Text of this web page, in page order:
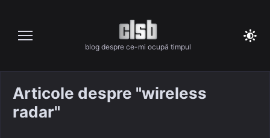
content
blog despre ce-mi ocupă timpul
Articole despre "wireless
radar"